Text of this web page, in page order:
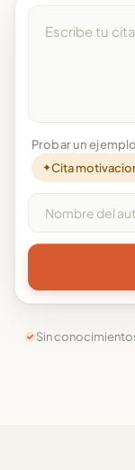
Probar un ejemplo
✦Cita
Sin